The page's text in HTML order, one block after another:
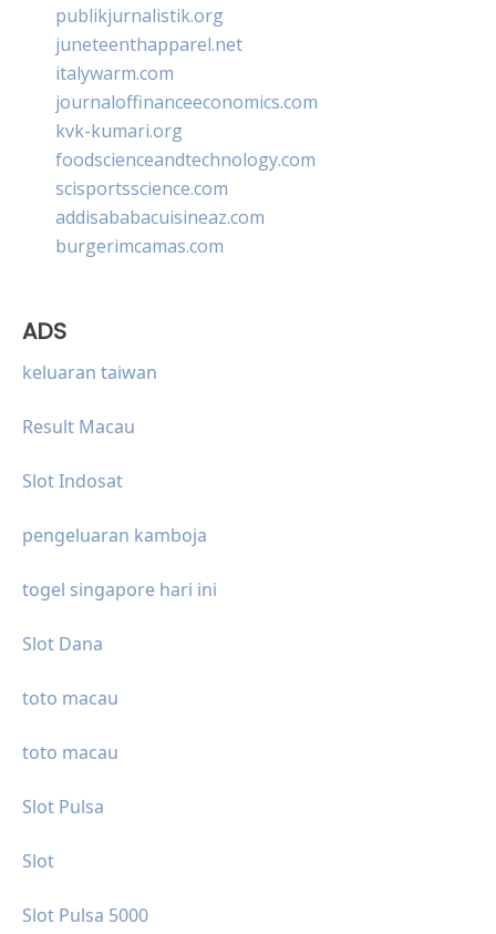
publikjurnalistik.org
juneteenthapparel.net
italywarm.com
journaloffinanceeconomics.com
kvk-kumari.org
foodscienceandtechnology.com
scisportsscience.com
addisababacuisineaz.com
burgerimcamas.com
ADS
keluaran taiwan
Result Macau
Slot Indosat
pengeluaran kamboja
togel singapore hari ini
Slot Dana
toto macau
toto macau
Slot Pulsa
Slot
Slot Pulsa 5000